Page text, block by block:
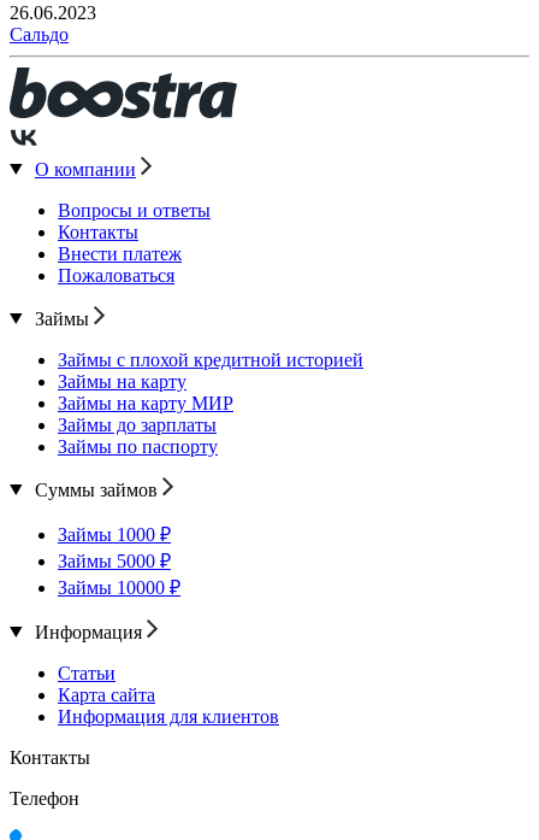
26.06.2023
Сальдо
О компании
Вопросы и ответы
Контакты
Внести платеж
Пожаловаться
Займы
Займы с плохой кредитной историей
Займы на карту
Займы на карту МИР
Займы до зарплаты
Займы по паспорту
Суммы займов
Займы 1000 ₽
Займы 5000 ₽
Займы 10000 ₽
Информация
Статьи
Карта сайта
Информация для клиентов
Контакты
Телефон